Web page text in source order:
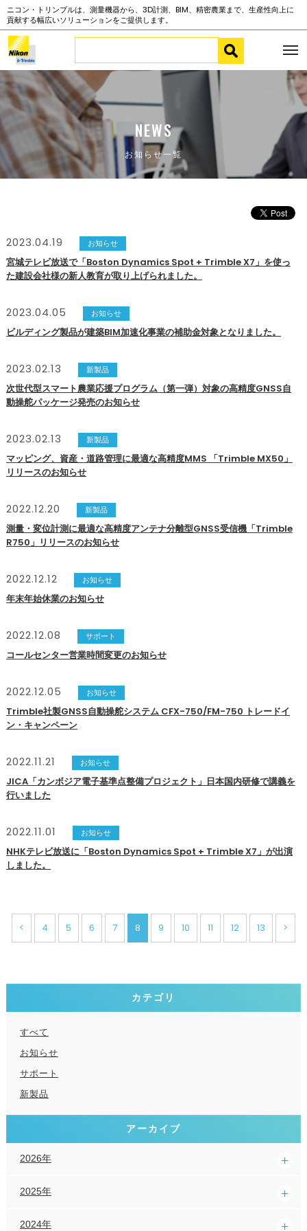
ニコン・トリンブルは、測量機器から、3D計測、BIM、精密農業まで、生産性向上に
貢献する幅広いソリューションをご提供します。
NEWS
お知らせ一覧
2023.04.19 お知らせ
宮城テレビ放送で「Boston Dynamics Spot + Trimble X7」を使っ
た建設会社様の新人教育が取り上げられました。
2023.04.05 お知らせ
ビルディング製品が建築BIM加速化事業の補助金対象となりました。
2023.02.13 新製品
次世代型スマート農業応援プログラム（第一弾）対象の高精度GNSS自
動操舵パッケージ発売のお知らせ
2023.02.13 新製品
マッピング、資産・道路管理に最適な高精度MMS 「Trimble MX50」
リリースのお知らせ
2022.12.20 新製品
測量・変位計測に最適な高精度アンテナ分離型GNSS受信機「Trimble
R750」リリースのお知らせ
2022.12.12 お知らせ
年末年始休業のお知らせ
2022.12.08 サポート
コールセンター営業時間変更のお知らせ
2022.12.05 お知らせ
Trimble社製GNSS自動操舵システム CFX-750/FM-750 トレードイ
ン・キャンペーン
2022.11.21 お知らせ
JICA「カンボジア電子基準点整備プロジェクト」日本国内研修で講義を
行いました
2022.11.01 お知らせ
NHKテレビ放送に「Boston Dynamics Spot + Trimble X7」が出演
しました。
< 4 5 6 7 8 9 10 11 12 13 >
カテゴリ
すべて
お知らせ
サポート
新製品
アーカイブ
2026年
2025年
2024年